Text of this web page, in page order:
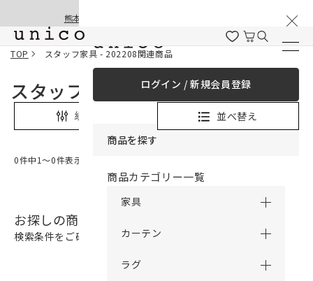
熊本地震の影響による配送遅延と停止について
ログイン / 新規会員登録
商品を探す
商品カテゴリー一覧
家具
カーテン
ラグ
TOP スタッフ家具 - 202208関連商品
スタッフ家具 - 202208関連商品
絞り込み 並べ替え
0件中1〜0件表示
お探しの商品は見つかりませんでした。
検索条件をご確認の上、再検索をお願いいたします。